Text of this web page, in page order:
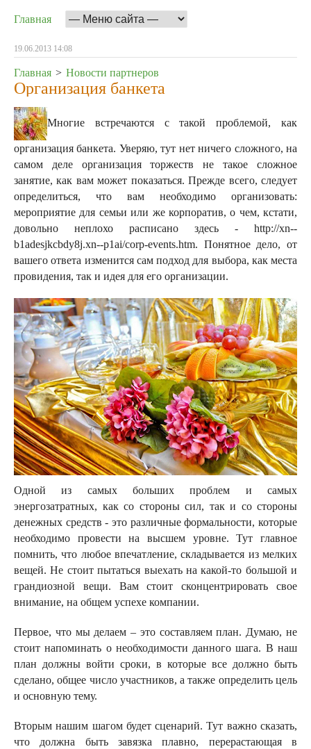
Главная
19.06.2013 14:08
Главная > Новости партнеров
Организация банкета
Многие встречаются с такой проблемой, как
организация банкета. Уверяю, тут нет ничего сложного, на
самом деле организация торжеств не такое сложное
занятие, как вам может показаться. Прежде всего, следует
определиться, что вам необходимо организовать:
мероприятие для семьи или же корпоратив, о чем, кстати,
довольно неплохо расписано здесь - http://xn--
b1adesjkcbdy8j.xn--p1ai/corp-events.htm. Понятное дело, от
вашего ответа изменится сам подход для выбора, как места
провидения, так и идея для его организации.
Одной из самых больших проблем и самых
энергозатратных, как со стороны сил, так и со стороны
денежных средств - это различные формальности, которые
необходимо провести на высшем уровне. Тут главное
помнить, что любое впечатление, складывается из мелких
вещей. Не стоит пытаться выехать на какой-то большой и
грандиозной вещи. Вам стоит сконцентрировать свое
внимание, на общем успехе компании.
Первое, что мы делаем – это составляем план. Думаю, не
стоит напоминать о необходимости данного шага. В наш
план должны войти сроки, в которые все должно быть
сделано, общее число участников, а также определить цель
и основную тему.
Вторым нашим шагом будет сценарий. Тут важно сказать,
что должна быть завязка плавно, перерастающая в